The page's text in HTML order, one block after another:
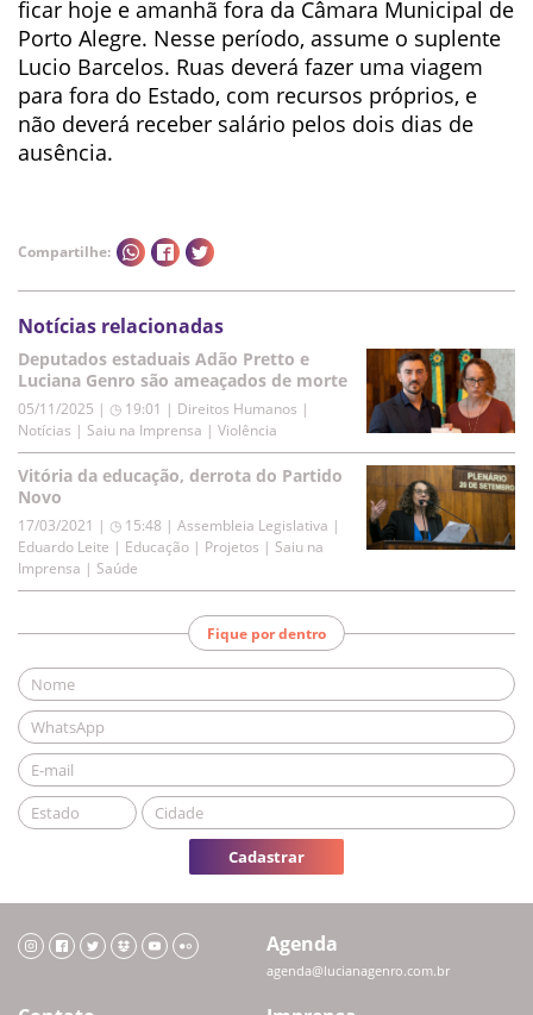
ficar hoje e amanhã fora da Câmara Municipal de
Porto Alegre. Nesse período, assume o suplente
Lucio Barcelos. Ruas deverá fazer uma viagem
para fora do Estado, com recursos próprios, e
não deverá receber salário pelos dois dias de
ausência.
Compartilhe:
Notícias relacionadas
Deputados estaduais Adão Pretto e
Luciana Genro são ameaçados de morte
05/11/2025 | ◷ 19:01 | Direitos Humanos |
Notícias | Saiu na Imprensa | Violência
Vitória da educação, derrota do Partido
Novo
17/03/2021 | ◷ 15:48 | Assembleia Legislativa |
Eduardo Leite | Educação | Projetos | Saiu na
Imprensa | Saúde
Fique por dentro
Cadastrar
Agenda
agenda@lucianagenro.com.br